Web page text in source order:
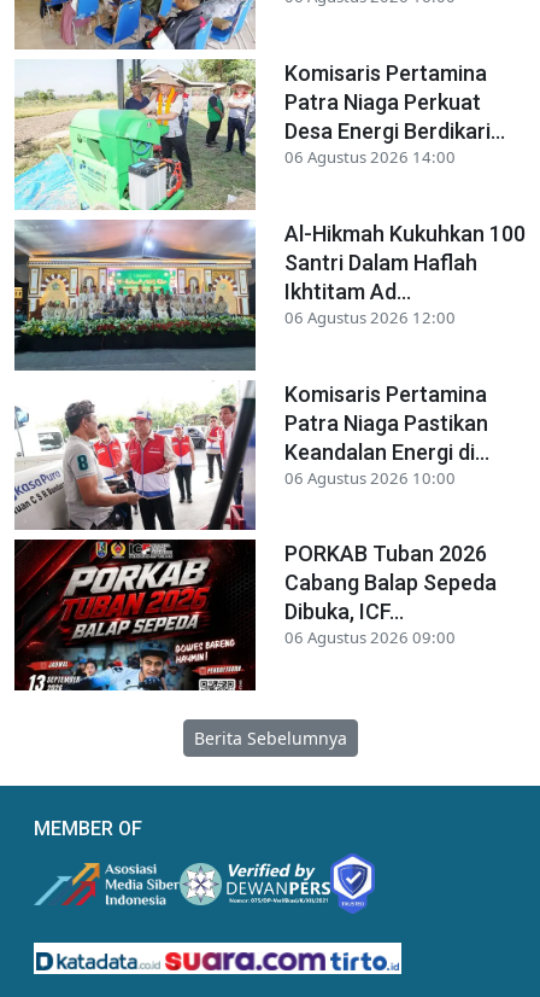
Komisaris Pertamina
Patra Niaga Perkuat
Desa Energi Berdikari...
06 Agustus 2026 14:00
Al-Hikmah Kukuhkan 100
Santri Dalam Haflah
Ikhtitam Ad...
06 Agustus 2026 12:00
Komisaris Pertamina
Patra Niaga Pastikan
Keandalan Energi di...
06 Agustus 2026 10:00
PORKAB Tuban 2026
Cabang Balap Sepeda
Dibuka, ICF...
06 Agustus 2026 09:00
Berita Sebelumnya
MEMBER OF